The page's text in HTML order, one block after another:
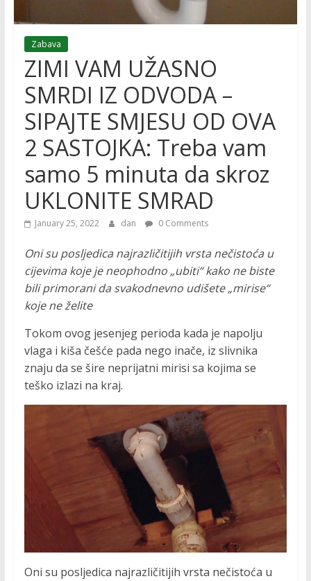
Zabava
ZIMI VAM UŽASNO
SMRDI IZ ODVODA –
SIPAJTE SMJESU OD OVA
2 SASTOJKA: Treba vam
samo 5 minuta da skroz
UKLONITE SMRAD
January 25, 2022 dan 0 Comments
Oni su posljedica najrazličitijih vrsta nečistoća u
cijevima koje je neophodno „ubiti“ kako ne biste
bili primorani da svakodnevno udišete „mirise“
koje ne želite
Tokom ovog jesenjeg perioda kada je napolju
vlaga i kiša češće pada nego inače, iz slivnika
znaju da se šire neprijatni mirisi sa kojima se
teško izlazi na kraj.
Oni su posljedica najrazličitijih vrsta nečistoća u